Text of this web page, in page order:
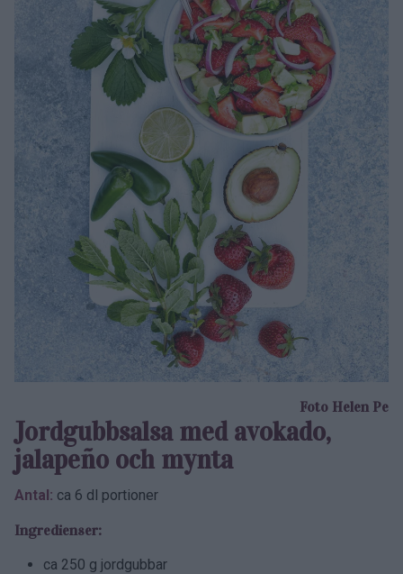
Foto Helen Pe
Jordgubb­salsa med avokado,
jalapeño och mynta
Antal: ca 6 dl portioner
Ingredienser:
ca 250 g jordgubbar